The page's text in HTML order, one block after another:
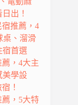
出！
宿推薦，4
桌、溜滑
宿首選
薦，4大主
美學設
！
薦，5大特